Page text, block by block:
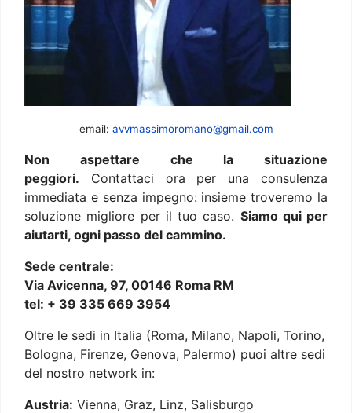
email: avvmassimoromano@gmail.com
Non aspettare che la situazione
peggiori. Contattaci ora per una consulenza
immediata e senza impegno: insieme troveremo la
soluzione migliore per il tuo caso. Siamo qui per
aiutarti, ogni passo del cammino.
Sede centrale:
Via Avicenna, 97, 00146 Roma RM
tel: + 39 335 669 3954
Oltre le sedi in Italia (Roma, Milano, Napoli, Torino,
Bologna, Firenze, Genova, Palermo) puoi altre sedi
del nostro network in:
Austria: Vienna, Graz, Linz, Salisburgo